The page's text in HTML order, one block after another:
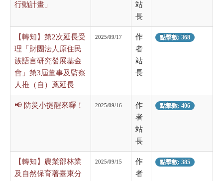
行動計畫」
站
長
【轉知】第2次延長受
理「財團法人原住民
族語言研究發展基金
會」第3屆董事及監察
人推（自）薦延長
2025/09/17
作
者
站
長
點擊數: 368
📢 防災小提醒來囉！ 2025/09/16
作
者
站
長
點擊數: 406
【轉知】農業部林業
及自然保育署臺東分
2025/09/15
作
者
點擊數: 385